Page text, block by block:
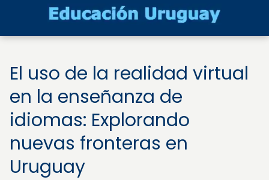
El uso de la realidad virtual
en la enseñanza de
idiomas: Explorando
nuevas fronteras en
Uruguay